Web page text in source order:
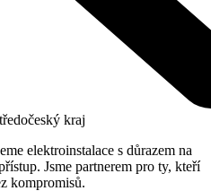
kraj
elektroinstalace s důrazem na
Jsme partnerem pro ty, kteří
kompromisů.